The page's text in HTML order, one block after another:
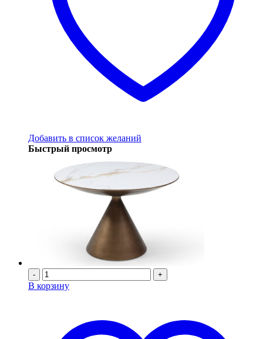
Добавить в список желаний
Быстрый просмотр
- +
В корзину